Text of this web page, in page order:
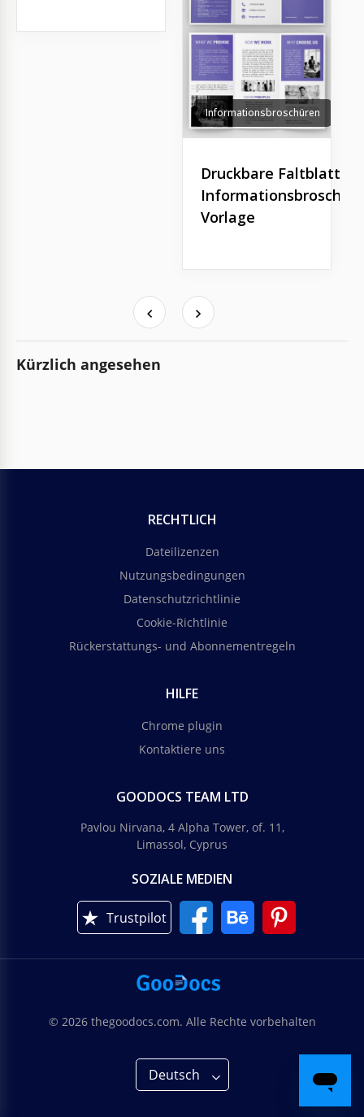
Informationsbroschüren
Druckbare Faltblatt-
Informationsbroschüre
Vorlage
Kürzlich angesehen
RECHTLICH
Dateilizenzen
Nutzungsbedingungen
Datenschutzrichtlinie
Cookie-Richtlinie
Rückerstattungs- und Abonnementregeln
HILFE
Chrome plugin
Kontaktiere uns
GOODOCS TEAM LTD
Pavlou Nirvana, 4 Alpha Tower, of. 11,
Limassol, Cyprus
SOZIALE MEDIEN
Trustpilot
© 2026 thegoodocs.com. Alle Rechte vorbehalten
Deutsch